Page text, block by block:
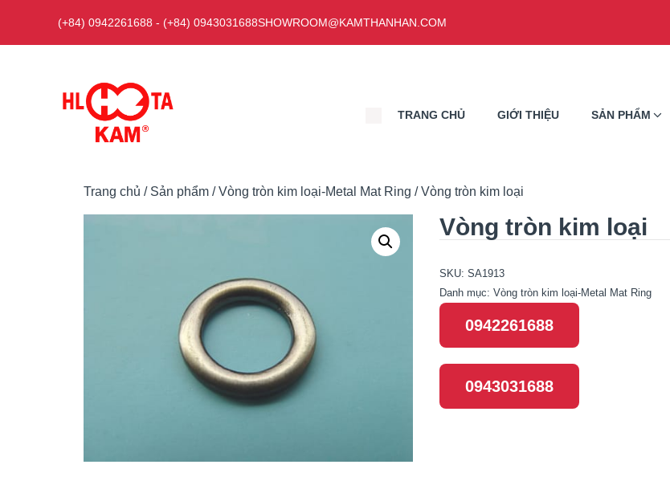
nội
(+84) 0942261688 - (+84) 0943031688SHOWROOM@KAMTHANHAN.COM
TRANG CHỦ GIỚI THIỆU SẢN PHẨM
Trang chủ / Sản phẩm /Vòng tròn kim loại-Metal Mat Ring / Vòng tròn kim loại
Vòng tròn kim loại
SKU: SA1913
Danh mục: Vòng tròn kim loại-Metal Mat Ring
0942261688
0943031688